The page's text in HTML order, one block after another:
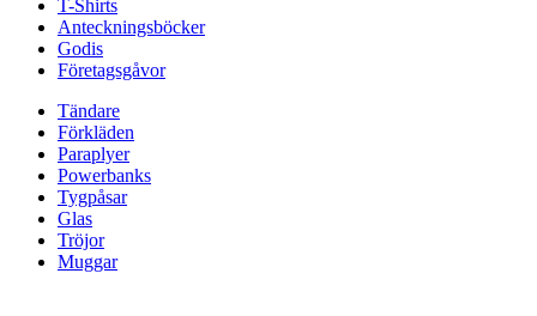
T-Shirts
Anteckningsböcker
Godis
Företagsgåvor
Tändare
Förkläden
Paraplyer
Powerbanks
Tygpåsar
Glas
Tröjor
Muggar